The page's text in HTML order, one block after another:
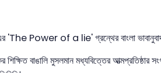
Power of a lie' গ্রন্থের বাংলা
শিক্ষিত বাঙালি মুসলমান মধ্যবিত্তের